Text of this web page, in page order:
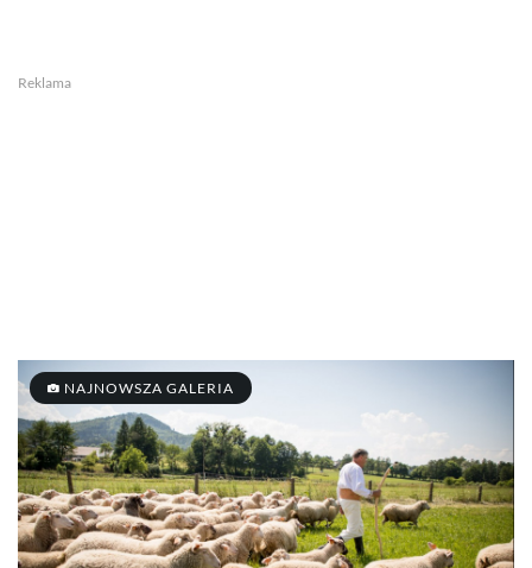
Reklama
NAJNOWSZA GALERIA